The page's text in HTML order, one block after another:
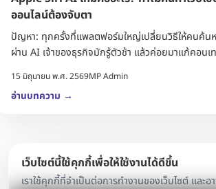
ออนไลน์ต้องจับตา
ปัญหา: ทุกครั้งที่แพลตฟอร์มใหญ่เปลี่ยนวิธีให้คนค้น
ผ่าน AI เจ้าของธุรกิจมักรู้ตัวช้า แล้วค่อยมาแก้คอนเ
15 มิถุนายน พ.ศ. 2569MP Admin
อ่านบทความ →
เว็บไซต์นี้ใช้คุกกี้เพื่อให้ใช้งานได้ดีขึ้น
เราใช้คุกกี้ที่จำเป็นต่อการทำงานของเว็บไซต์ และอ